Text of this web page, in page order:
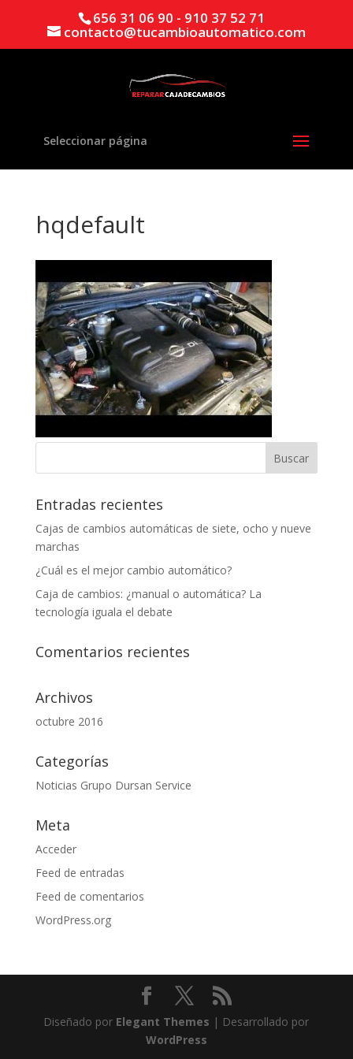
656 31 06 90 - 910 37 52 71
contacto@tucambioautomatico.com
Seleccionar página
hqdefault
Entradas recientes
Cajas de cambios automáticas de siete, ocho y nueve
marchas
¿Cuál es el mejor cambio automático?
Caja de cambios: ¿manual o automática? La
tecnología iguala el debate
Comentarios recientes
Archivos
octubre 2016
Categorías
Noticias Grupo Dursan Service
Meta
Acceder
Feed de entradas
Feed de comentarios
WordPress.org
Diseñado por Elegant Themes | Desarrollado por
WordPress